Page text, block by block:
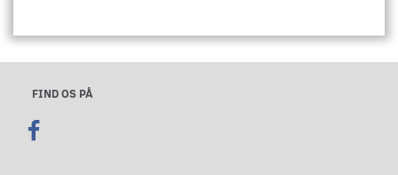
FIND OS PÅ